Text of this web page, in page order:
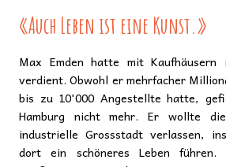
«Auch Leben ist eine Kunst.»
Max Emden hatte mit
verdient. Obwohl er mehrfacher
bis zu 10'000 Angestellte hatte,
Hamburg nicht mehr. Er wollte
industrielle Grossstadt verlassen,
dort ein schöneres Leben führen.